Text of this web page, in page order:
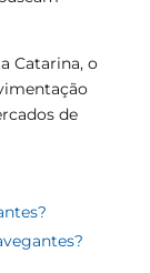
Catarina, o
de